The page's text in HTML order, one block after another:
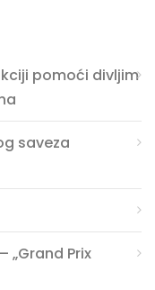
pomoći divljim
saveza
„Grand Prix